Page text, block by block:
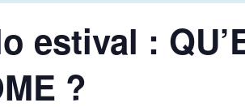
estival :
?